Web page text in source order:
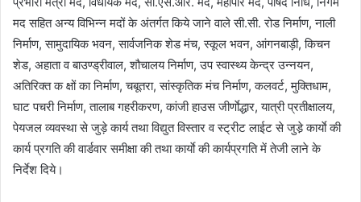
मद सहित अन्य विभिन्न मदों के अंतर्गत किये जाने वाले सी.सी. रोड निर्माण, नाली
निर्माण, सामुदायिक भवन, सार्वजनिक शेड मंच, स्कूल भवन, आंगनबाड़ी, किचन
शेड, अहाता व बाउण्ड्रीवाल, शौचालय निर्माण, उप स्वास्थ्य केन्द्र उन्नयन,
अतिरिक्त क क्षों का निर्माण, चबूतरा, सांस्कृतिक मंच निर्माण, कलवर्ट, मुक्तिधाम,
घाट पचरी निर्माण, तालाब गहरीकरण, कांजी हाउस जीर्णाेद्धार, यात्री प्रतीक्षालय,
पेयजल व्यवस्था से जुड़े कार्य तथा विद्युत विस्तार व स्ट्रीट लाईट से जुडे़ कार्याे की
कार्य प्रगति की वार्डवार समीक्षा की तथा कार्याे की कार्यप्रगति में तेजी लाने के
निर्देश दिये।